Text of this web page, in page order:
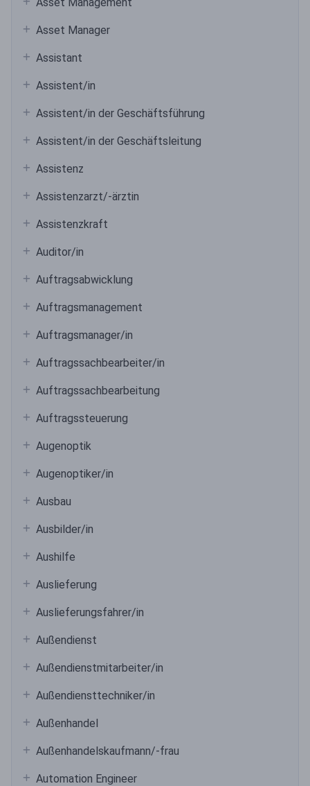
Asset Manager
Assistant
Assistent/in
Assistent/in der Geschäftsführung
Assistent/in der Geschäftsleitung
Assistenz
Assistenzarzt/-ärztin
Assistenzkraft
Auditor/in
Auftragsabwicklung
Auftragsmanagement
Auftragsmanager/in
Auftragssachbearbeiter/in
Auftragssachbearbeitung
Auftragssteuerung
Augenoptik
Augenoptiker/in
Ausbau
Ausbilder/in
Aushilfe
Auslieferung
Auslieferungsfahrer/in
Außendienst
Außendienstmitarbeiter/in
Außendiensttechniker/in
Außenhandel
Außenhandelskaufmann/-frau
Automation Engineer